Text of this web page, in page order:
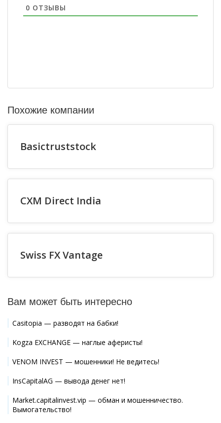
0 ОТЗЫВЫ
Похожие компании
Basictruststock
CXM Direct India
Swiss FX Vantage
Вам может быть интересно
Casitopia — разводят на бабки!
Kogza EXCHANGE — наглые аферисты!
VENOM INVEST — мошенники! Не ведитесь!
InsCapitalAG — вывода денег нет!
Market.capitalinvest.vip — обман и мошенничество.
Вымогательство!